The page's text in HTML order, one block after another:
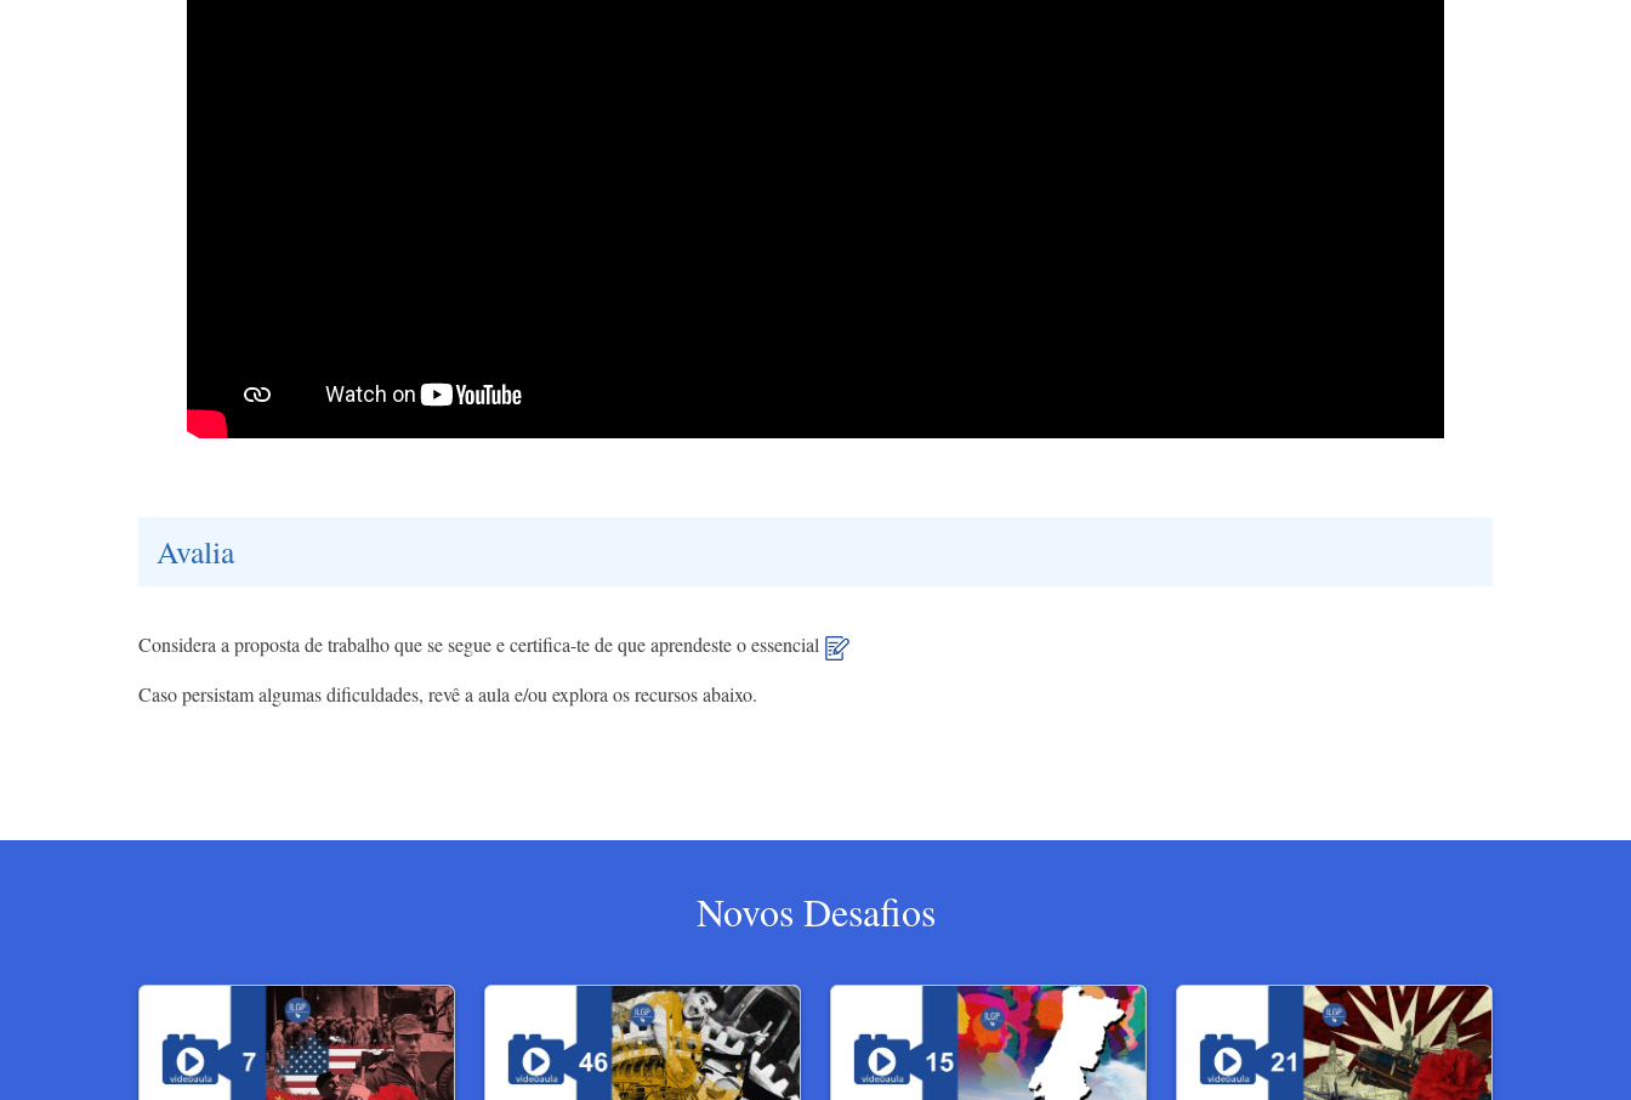
Avalia
Considera a proposta de trabalho que se segue e certifica-te de que aprendeste o essencial
Caso persistam algumas dificuldades, revê a aula e/ou explora os recursos abaixo.
Novos Desafios